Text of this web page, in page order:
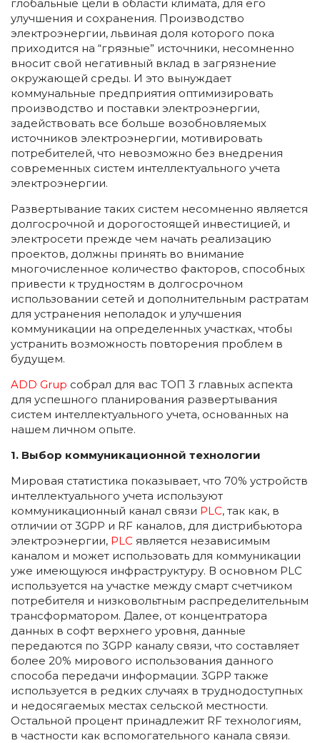
глобальные цели в области климата, для его
улучшения и сохранения. Производство
электроэнергии, львиная доля которого пока
приходится на “грязные” источники, несомненно
вносит свой негативный вклад в загрязнение
окружающей среды. И это вынуждает
коммунальные предприятия оптимизировать
производство и поставки электроэнергии,
задействовать все больше возобновляемых
источников электроэнергии, мотивировать
потребителей, что невозможно без внедрения
современных систем интеллектуального учета
электроэнергии.
Развертывание таких систем несомненно является
долгосрочной и дорогостоящей инвестицией, и
электросети прежде чем начать реализацию
проектов, должны принять во внимание
многочисленное количество факторов, способных
привести к трудностям в долгосрочном
использовании сетей и дополнительным растратам
для устранения неполадок и улучшения
коммуникации на определенных участках, чтобы
устранить возможность повторения проблем в
будущем.
ADD Grup собрал для вас ТОП 3 главных аспекта
для успешного планирования развертывания
систем интеллектуального учета, основанных на
нашем личном опыте.
1. Выбор коммуникационной технологии
Мировая статистика показывает, что 70% устройств
интеллектуального учета используют
коммуникационный канал связи PLC, так как, в
отличии от 3GPP и RF каналов, для дистрибьютора
электроэнергии, PLC является независимым
каналом и может использовать для коммуникации
уже имеющуюся инфраструктуру. В основном PLC
используется на участке между смарт счетчиком
потребителя и низковольтным распределительным
трансформатором. Далее, от концентратора
данных в софт верхнего уровня, данные
передаются по 3GPP каналу связи, что составляет
более 20% мирового использования данного
способа передачи информации. 3GPP также
используется в редких случаях в труднодоступных
и недосягаемых местах сельской местности.
Остальной процент принадлежит RF технологиям,
в частности как вспомогательного канала связи.